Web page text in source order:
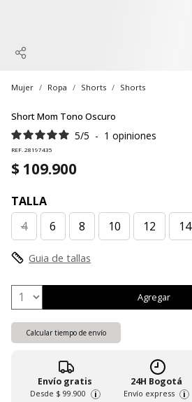
Mujer Ropa Shorts Shorts
Short Mom Tono Oscuro
5/5 - 1 opiniones
REF. 28197435
$ 109.900
TALLA
4
6 8 10 12 14
Guia de tallas
Agregar
Calcular tiempo de envío
Envío gratis
Desde $ 99.900 i
24H Bogotá
Envío express i